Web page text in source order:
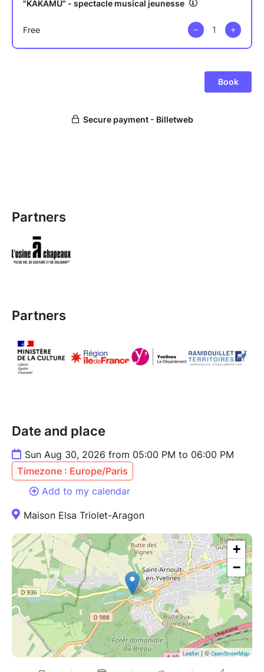
Partners
Partners
Date and place
Sun Aug 30, 2026 from 05:00 PM to 06:00 PM
Timezone : Europe/Paris
Add to my calendar
Maison Elsa Triolet-Aragon
+
−
Leaflet | © OpenStreetMap